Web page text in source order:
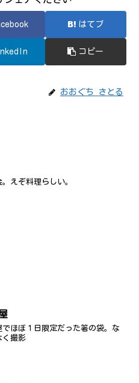
はてブ
コピー
おおぐち さとる
えぞ料理らしい。
でほぼ１日限定だった箸の袋。な
く撮影